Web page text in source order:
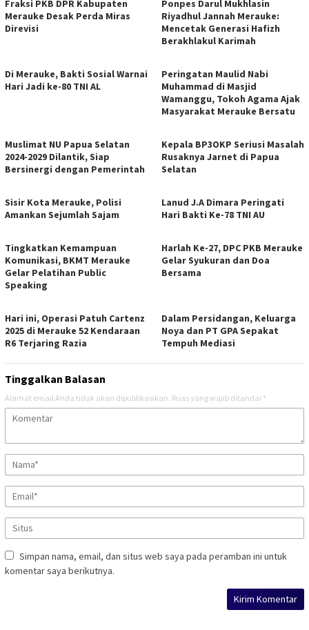
Fraksi PKB DPR Kabupaten
Merauke Desak Perda Miras
Direvisi
Ponpes Darul Mukhlasin
Riyadhul Jannah Merauke:
Mencetak Generasi Hafizh
Berakhlakul Karimah
Di Merauke, Bakti Sosial Warnai
Hari Jadi ke-80 TNI AL
Peringatan Maulid Nabi
Muhammad di Masjid
Wamanggu, Tokoh Agama Ajak
Masyarakat Merauke Bersatu
Muslimat NU Papua Selatan
2024-2029 Dilantik, Siap
Bersinergi dengan Pemerintah
Kepala BP3OKP Seriusi Masalah
Rusaknya Jarnet di Papua
Selatan
Sisir Kota Merauke, Polisi
Amankan Sejumlah Sajam
Lanud J.A Dimara Peringati
Hari Bakti Ke-78 TNI AU
Tingkatkan Kemampuan
Komunikasi, BKMT Merauke
Gelar Pelatihan Public
Speaking
Harlah Ke-27, DPC PKB Merauke
Gelar Syukuran dan Doa
Bersama
Hari ini, Operasi Patuh Cartenz
2025 di Merauke 52 Kendaraan
R6 Terjaring Razia
Dalam Persidangan, Keluarga
Noya dan PT GPA Sepakat
Tempuh Mediasi
Tinggalkan Balasan
Alamat email Anda tidak akan dipublikasikan. Ruas yang wajib ditandai *
Simpan nama, email, dan situs web saya pada peramban ini untuk
komentar saya berikutnya.